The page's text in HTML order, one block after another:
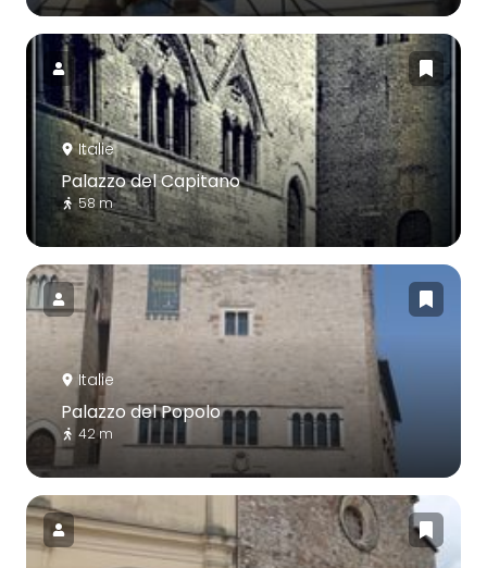
Italie
Palazzo del Capitano
58 m
Italie
Palazzo del Popolo
42 m